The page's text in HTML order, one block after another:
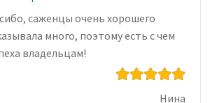
саженцы очень хорошего
много, поэтому есть с чем
владельцам!
Нина